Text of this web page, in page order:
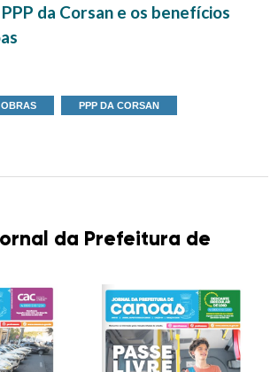
da Corsan e os benefícios
OBRAS PPP DA CORSAN
da Prefeitura de